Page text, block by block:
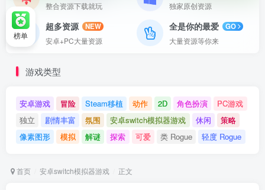
整合资源下载就玩 独家原创资源
超多资源
NEW
安卓+PC大量资源
全是你的最爱
GO
大量资源等你来
游戏类型
安卓游戏 冒险 Steam移植 动作 2D 角色扮演
PC游戏
独立
剧情丰富 氛围 安卓switch模拟器游戏 休闲
策略
像素图形
模拟 解谜 探索 可爱 类 Rogue 轻度 Rogue
首页 安卓switch模拟器游戏 正文
榜单